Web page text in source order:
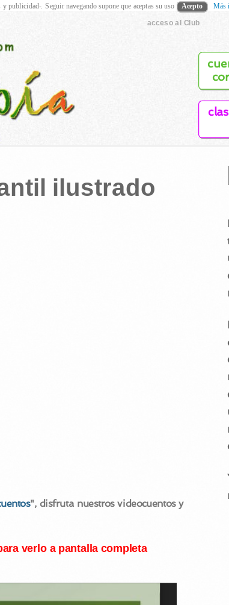
acceso al Club
ilustrado
", disfruta nuestros videocuentos y
verlo a pantalla completa
publicidad-. Seguir navegando supone que aceptas su uso Acepto Más